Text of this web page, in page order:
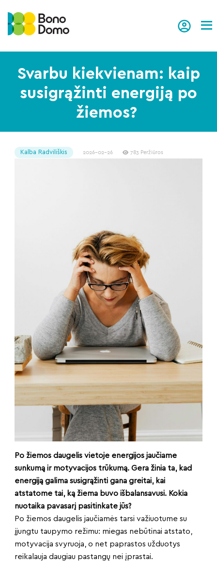
Svarbu kiekvienam: kaip
susigrąžinti energiją po
žiemos?
Kalba Radviliškis 2026-02-26 783 Peržiūros
Po žiemos daugelis vietoje energijos jaučiame
sunkumą ir motyvacijos trūkumą. Gera žinia ta, kad
energiją galima susigrąžinti gana greitai, kai
atstatome tai, ką žiema buvo išbalansavusi. Kokia
nuotaika pavasarį pasitinkate jūs?
Po žiemos daugelis jaučiamės tarsi važiuotume su
įjungtu taupymo režimu: miegas nebūtinai atstato,
motyvacija svyruoja, o net paprastos užduotys
reikalauja daugiau pastangų nei įprastai.